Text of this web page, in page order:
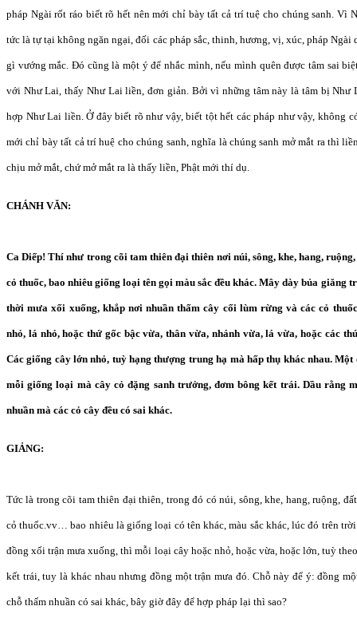
pháp Ngài rốt ráo biết rõ hết nên mới chỉ bày tất cả trí tuệ cho chúng sanh. Vì
tức là tự tại không ngăn ngại, đối các pháp sắc, thinh, hương, vị, xúc, pháp
gì vướng mắc. Đó cũng là một ý để nhắc mình, nếu mình quên được tâm sai
với Như Lai, thấy Như Lai liền, đơn giản. Bởi vì những tâm này là tâm bị Như
hợp Như Lai liền. Ở đây biết rõ như vậy, biết tột hết các pháp như vậy, không
mới chỉ bày tất cả trí huệ cho chúng sanh, nghĩa là chúng sanh mở mắt ra thì
chịu mở mắt, chứ mở mắt ra là thấy liền, Phật mới thí dụ.
CHÁNH VĂN:
Ca Diếp! Thí như trong cõi tam thiên đại thiên nơi núi, sông, khe, hang,
cỏ thuốc, bao nhiêu giống loại tên gọi màu sắc đều khác. Mây dày bủa giăng
thời mưa xối xuống, khắp nơi nhuần thấm cây cối lùm rừng và các cỏ
nhỏ, lá nhỏ, hoặc thứ gốc bậc vừa, thân vừa, nhánh vừa, lá vừa, hoặc các
Các giống cây lớn nhỏ, tuỳ hạng thượng trung hạ mà hấp thụ khác nhau.
mỗi giống loại mà cây cỏ đặng sanh trưởng, đơm bông kết trái. Dầu rằng
nhuần mà các cỏ cây đều có sai khác.
GIẢNG:
Tức là trong cõi tam thiên đại thiên, trong đó có núi, sông, khe, hang, ruộng,
cỏ thuốc.vv… bao nhiêu là giống loại có tên khác, màu sắc khác, lúc đó trên
đồng xối trận mưa xuống, thì mỗi loại cây hoặc nhỏ, hoặc vừa, hoặc lớn, tuỳ
kết trái, tuy là khác nhau nhưng đồng một trận mưa đó. Chỗ này để ý: đồng
chỗ thấm nhuần có sai khác, bây giờ đây để hợp pháp lại thì sao?